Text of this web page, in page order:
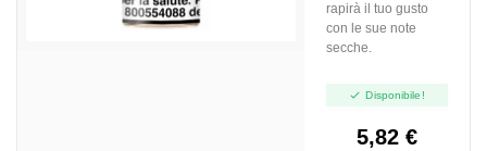
rapirà il tuo gusto
con le sue note
secche.
 Disponibile!
5,82 €